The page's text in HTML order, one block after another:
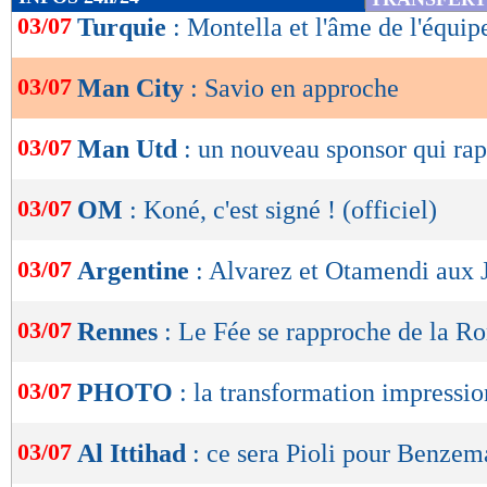
de
OK
03/07 Turquie : Montella et l'âme de
03/07 Man City : Savio en approche
03/07 Man Utd : un nouveau sponsor qui
03/07 OM : Koné, c'est signé ! (officiel)
03/07 Argentine : Alvarez et Otamendi aux
03/07 Rennes : Le Fée se rapproche de la
03/07 PHOTO : la transformation
03/07 Al Ittihad : ce sera Pioli pour